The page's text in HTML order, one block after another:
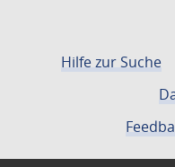
Hilfe zur Suche